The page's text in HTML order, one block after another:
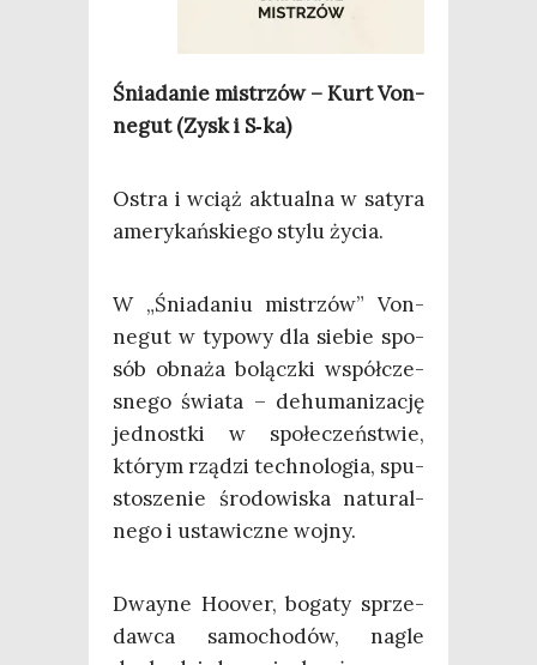
Śnia­da­nie mistrzów – Kurt Von­
ne­gut (Zysk i S‑ka)
Ostra i wciąż aktu­al­na w saty­ra
ame­ry­kań­skie­go sty­lu życia.
W „Śnia­da­niu mistrzów” Von­
ne­gut w typo­wy dla sie­bie spo­
sób obna­ża bolącz­ki współ­cze­
sne­go świa­ta – dehu­ma­ni­za­cję
jed­nost­ki w spo­łe­czeń­stwie,
któ­rym rzą­dzi tech­no­lo­gia, spu­
sto­sze­nie śro­do­wi­ska natu­ral­
ne­go i usta­wicz­ne wojny.
Dway­ne Hoover, boga­ty sprze­
daw­ca samo­cho­dów, nagle